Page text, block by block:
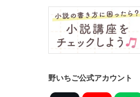
野いちご公式アカウント